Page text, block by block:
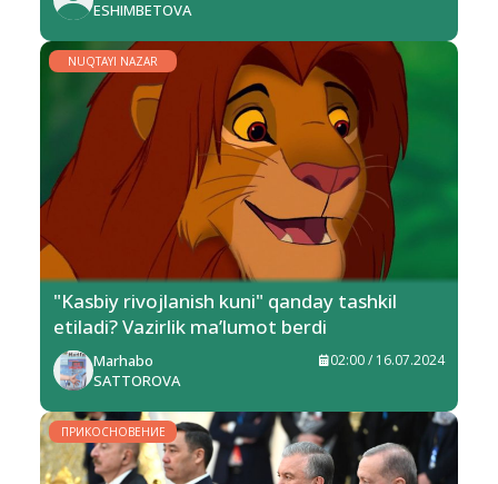
ESHIMBETOVA
NUQTAYI NAZAR
"Kasbiy rivojlanish kuni" qanday tashkil
etiladi? Vazirlik ma’lumot berdi
Marhabo
SATTOROVA
02:00 / 16.07.2024
ПРИКОСНОВЕНИЕ